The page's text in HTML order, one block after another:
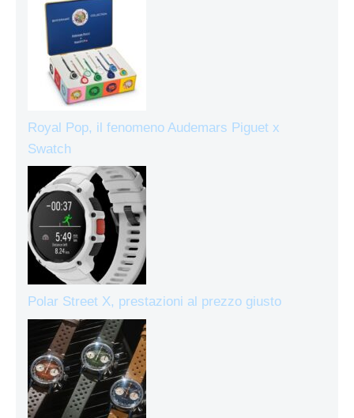
Royal Pop, il fenomeno Audemars Piguet x
Swatch
Polar Street X, prestazioni al prezzo giusto